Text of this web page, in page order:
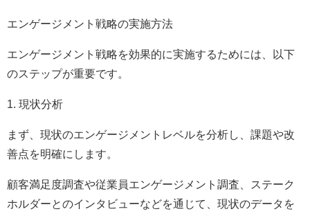
エンゲージメント戦略の実施方法
エンゲージメント戦略を効果的に実施するためには、以下
のステップが重要です。
1. 現状分析
まず、現状のエンゲージメントレベルを分析し、課題や改
善点を明確にします。
顧客満足度調査や従業員エンゲージメント調査、ステーク
ホルダーとのインタビューなどを通じて、現状のデータを